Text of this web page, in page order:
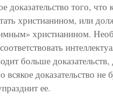
доказательство того,
христианином, или
христианином.
больше доказательств,
доказательство не
ее.